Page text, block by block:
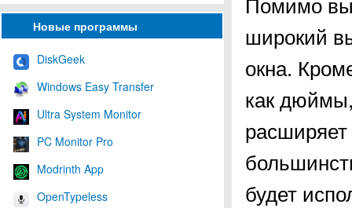
Новые программы
DiskGeek
Windows Easy Transfer
Ultra System Monitor
PC Monitor Pro
Modrinth App
OpenTypeless
широкий
окна.
как
будет